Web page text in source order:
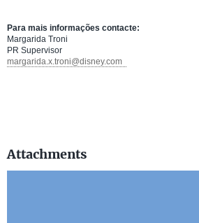
Para mais informações contacte:
Margarida Troni
PR Supervisor
margarida.x.troni@disney.com
Attachments